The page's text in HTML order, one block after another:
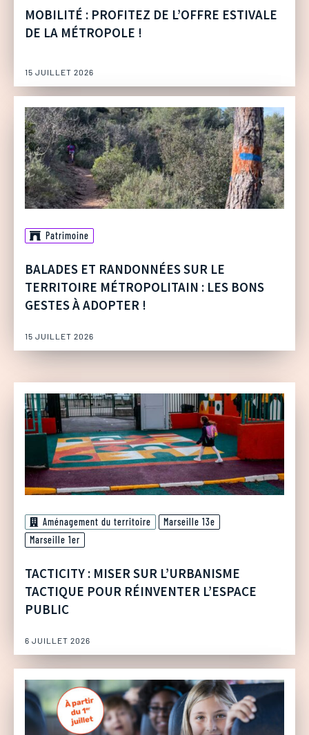
MOBILITÉ : PROFITEZ DE L’OFFRE ESTIVALE
DE LA MÉTROPOLE !
15 JUILLET 2026
Patrimoine
BALADES ET RANDONNÉES SUR LE
TERRITOIRE MÉTROPOLITAIN : LES BONS
GESTES À ADOPTER !
15 JUILLET 2026
Aménagement du territoire
Marseille 13e
Marseille 1er
TACTICITY : MISER SUR L’URBANISME
TACTIQUE POUR RÉINVENTER L’ESPACE
PUBLIC
6 JUILLET 2026